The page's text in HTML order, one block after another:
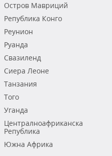
Остров Мавриций
Република Конго
Реунион
Руанда
Свазиленд
Сиера Леоне
Танзания
Того
Уганда
Централноафриканска
Република
Южна Африка